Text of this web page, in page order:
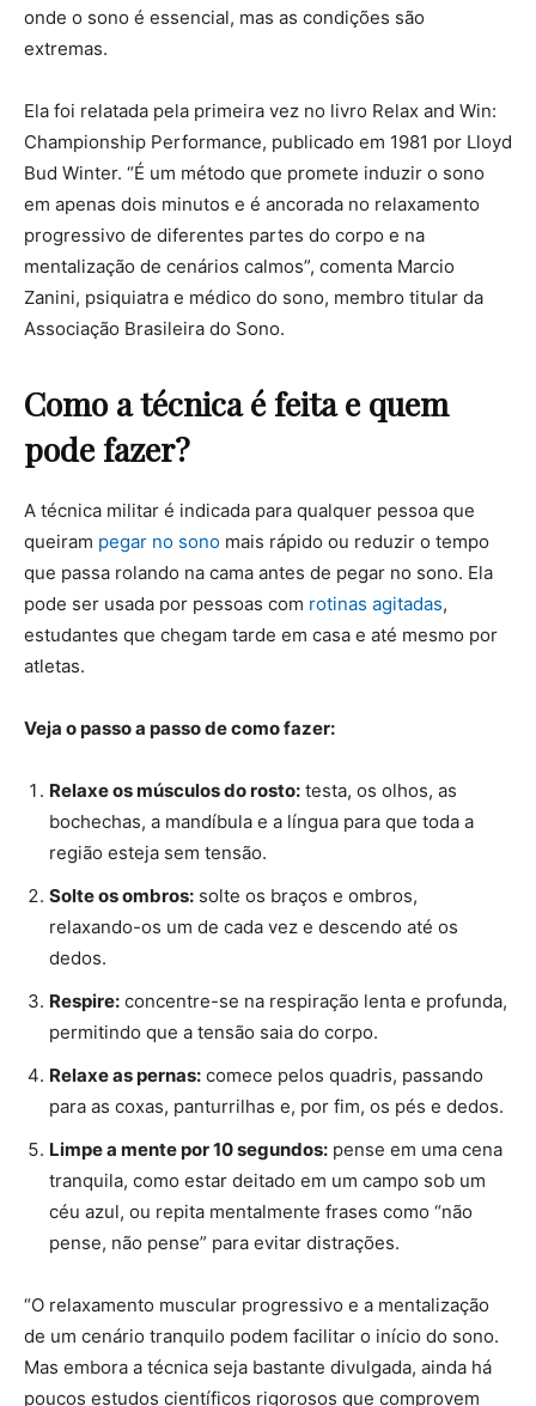
onde o sono é essencial, mas as condições são
extremas.
Ela foi relatada pela primeira vez no livro Relax and Win:
Championship Performance, publicado em 1981 por Lloyd
Bud Winter. “É um método que promete induzir o sono
em apenas dois minutos e é ancorada no relaxamento
progressivo de diferentes partes do corpo e na
mentalização de cenários calmos”, comenta Marcio
Zanini, psiquiatra e médico do sono, membro titular da
Associação Brasileira do Sono.
Como a técnica é feita e quem
pode fazer?
A técnica militar é indicada para qualquer pessoa que
queiram pegar no sono mais rápido ou reduzir o tempo
que passa rolando na cama antes de pegar no sono. Ela
pode ser usada por pessoas com rotinas agitadas,
estudantes que chegam tarde em casa e até mesmo por
atletas.
Veja o passo a passo de como fazer:
Relaxe os músculos do rosto: testa, os olhos, as
bochechas, a mandíbula e a língua para que toda a
região esteja sem tensão.
Solte os ombros: solte os braços e ombros,
relaxando-os um de cada vez e descendo até os
dedos.
Respire: concentre-se na respiração lenta e profunda,
permitindo que a tensão saia do corpo.
Relaxe as pernas: comece pelos quadris, passando
para as coxas, panturrilhas e, por fim, os pés e dedos.
Limpe a mente por 10 segundos: pense em uma cena
tranquila, como estar deitado em um campo sob um
céu azul, ou repita mentalmente frases como “não
pense, não pense” para evitar distrações.
“O relaxamento muscular progressivo e a mentalização
de um cenário tranquilo podem facilitar o início do sono.
Mas embora a técnica seja bastante divulgada, ainda há
poucos estudos científicos rigorosos que comprovem